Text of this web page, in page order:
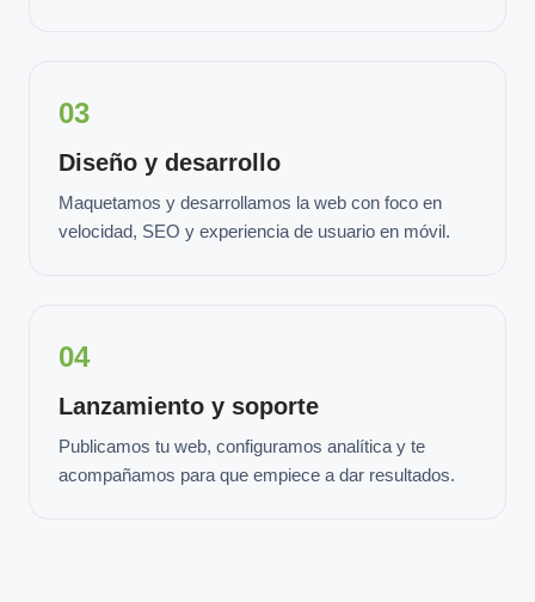
03
Diseño y desarrollo
Maquetamos y desarrollamos la web con foco en
velocidad, SEO y experiencia de usuario en móvil.
04
Lanzamiento y soporte
Publicamos tu web, configuramos analítica y te
acompañamos para que empiece a dar resultados.